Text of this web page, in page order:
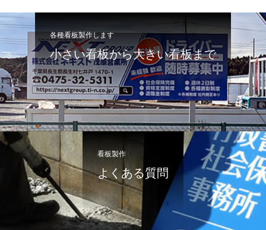
各種看板製作します
小さい看板から大きい看板まで
看板製作
よくある質問